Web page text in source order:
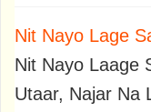
Nit Nayo Lage
Nit Nayo Laage
Utaar, Najar Na